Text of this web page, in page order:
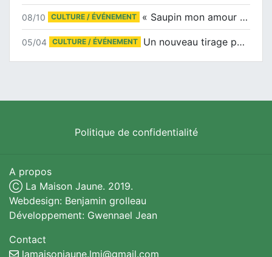
08/10 CULTURE / ÉVÉNEMENT « Saupin mon amour » au salon du livre de Trentemoult
05/04 CULTURE / ÉVÉNEMENT Un nouveau tirage pour le Docu-BD
Politique de confidentialité
A propos
Ⓒ La Maison Jaune. 2019.
Webdesign: Benjamin grolleau
Développement: Gwennael Jean
Contact
lamaisonjaune.lmj@gmail.com